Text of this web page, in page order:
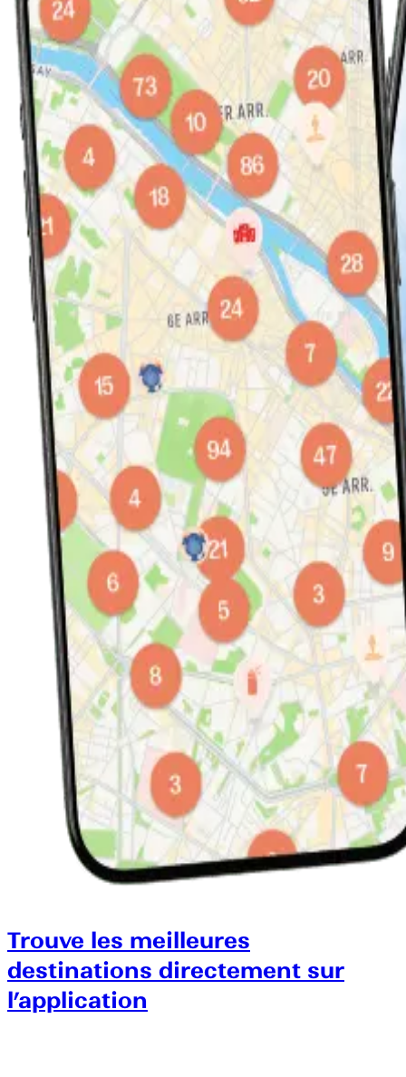
Trouve les meilleures
destinations directement sur
l’application